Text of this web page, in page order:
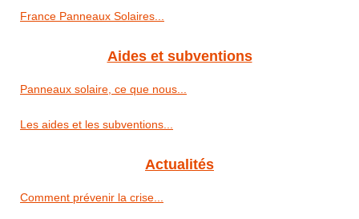
France Panneaux Solaires...
Aides et subventions
Panneaux solaire, ce que nous...
Les aides et les subventions...
Actualités
Comment prévenir la crise...